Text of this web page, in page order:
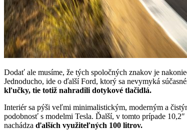
Dodať ale musíme, že tých spoločných znakov je
Jednoducho, ide o ďalší Ford, ktorý sa nevymyká
kľučky, tie totiž nahradili dotykové tlačidlá.
Interiér sa pýši veľmi minimalistickým, moderným a
podobnosť s modelmi Tesla. Ďalší, v tomto prípade
nachádza ďalších využiteľných 100 litrov.